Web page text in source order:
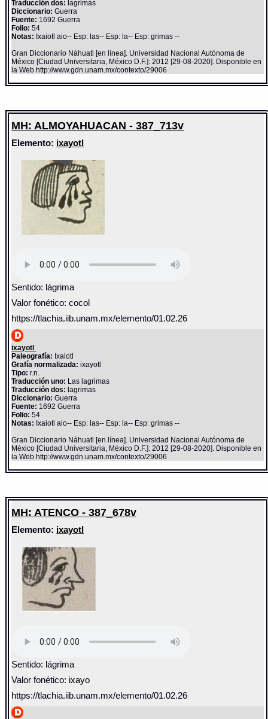
Traducción dos: lagrimas
Diccionario:Guerra
Fuente: 1692 Guerra
Folio: 54
Notas: Ixaiotl aio-- Esp: las-- Esp: la-- Esp: grimas --
Gran Diccionario Náhuatl [en línea]. Universidad Nacional Autónoma de
México [Ciudad Universitaria, México D.F.]: 2012 [29-08-2020]. Disponible en
la Web http://www.gdn.unam.mx/contexto/29006
MH: ALMOYAHUACAN - 387_713v
Elemento: ixayotl
Sentido: lágrima
Valor fonético: cocol
https://tlachia.iib.unam.mx/elemento/01.02.26
ixayotl
Paleografía: Ixaiotl
Grafía normalizada: ixayotl
Tipo: r.n.
Traducción uno: Las lagrimas
Traducción dos: lagrimas
Diccionario:Guerra
Fuente: 1692 Guerra
Folio: 54
Notas: Ixaiotl aio-- Esp: las-- Esp: la-- Esp: grimas --
Gran Diccionario Náhuatl [en línea]. Universidad Nacional Autónoma de
México [Ciudad Universitaria, México D.F.]: 2012 [29-08-2020]. Disponible en
la Web http://www.gdn.unam.mx/contexto/29006
MH: ATENCO - 387_678v
Elemento: ixayotl
Sentido: lágrima
Valor fonético: ixayo
https://tlachia.iib.unam.mx/elemento/01.02.26